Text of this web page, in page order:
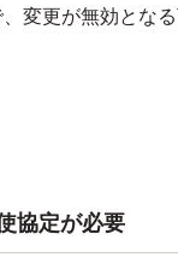
変更が無効とな
協定が必要